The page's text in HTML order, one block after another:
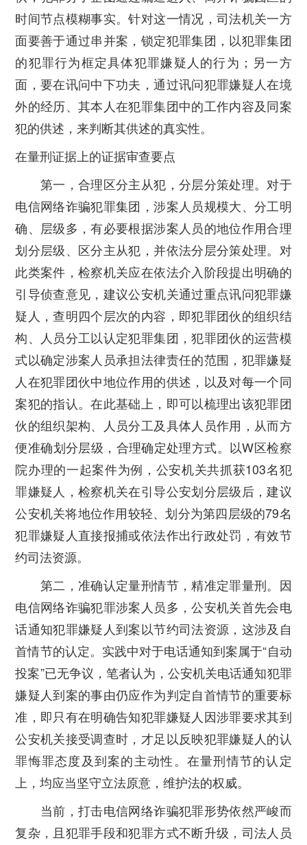
时间节点模糊事实。针对这一情况，司法机关一方
面要善于通过串并案，锁定犯罪集团，以犯罪集团
的犯罪行为框定具体犯罪嫌疑人的行为；另一方
面，要在讯问中下功夫，通过讯问犯罪嫌疑人在境
外的经历、其本人在犯罪集团中的工作内容及同案
犯的供述，来判断其供述的真实性。
在量刑证据上的证据审查要点
第一，合理区分主从犯，分层分策处理。对于
电信网络诈骗犯罪集团，涉案人员规模大、分工明
确、层级多，有必要根据涉案人员的地位作用合理
划分层级、区分主从犯，并依法分层分策处理。对
此类案件，检察机关应在依法介入阶段提出明确的
引导侦查意见，建议公安机关通过重点讯问犯罪嫌
疑人，查明四个层次的内容，即犯罪团伙的组织结
构、人员分工以认定犯罪集团，犯罪团伙的运营模
式以确定涉案人员承担法律责任的范围，犯罪嫌疑
人在犯罪团伙中地位作用的供述，以及对每一个同
案犯的指认。在此基础上，即可以梳理出该犯罪团
伙的组织架构、人员分工及具体人员作用，从而方
便准确划分层级，合理确定处理方式。以W区检察
院办理的一起案件为例，公安机关共抓获103名犯
罪嫌疑人，检察机关在引导公安划分层级后，建议
公安机关将地位作用较轻、划分为第四层级的79名
犯罪嫌疑人直接报捕或依法作出行政处罚，有效节
约司法资源。
第二，准确认定量刑情节，精准定罪量刑。因
电信网络诈骗犯罪涉案人员多，公安机关首先会电
话通知犯罪嫌疑人到案以节约司法资源，这涉及自
首情节的认定。实践中对于电话通知到案属于“自动
投案”已无争议，笔者认为，公安机关电话通知犯罪
嫌疑人到案的事由仍应作为判定自首情节的重要标
准，即只有在明确告知犯罪嫌疑人因涉罪要求其到
公安机关接受调查时，才足以反映犯罪嫌疑人的认
罪悔罪态度及到案的主动性。在量刑情节的认定
上，均应当坚守立法原意，维护法的权威。
当前，打击电信网络诈骗犯罪形势依然严峻而
复杂，且犯罪手段和犯罪方式不断升级，司法人员